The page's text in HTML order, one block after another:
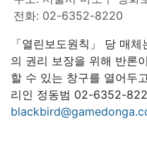
전화: 02-6352-8220
「열린보도원칙」 당 매
의 권리 보장을 위해 반론
할 수 있는 창구를 열어두
리인 정동범 02-6352-